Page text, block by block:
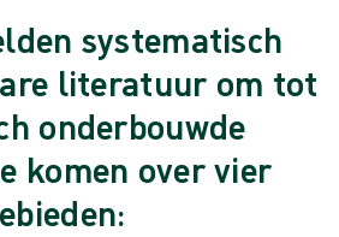
systematisch
literatuur om tot
onderbouwde
komen over vier